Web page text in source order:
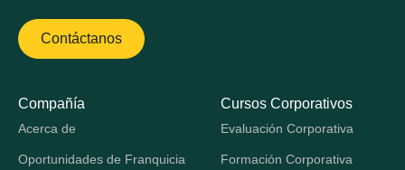
Contáctanos
Compañía
Acerca de
Oportunidades de Franquicia
Cursos Corporativos
Evaluación Corporativa
Formación Corporativa